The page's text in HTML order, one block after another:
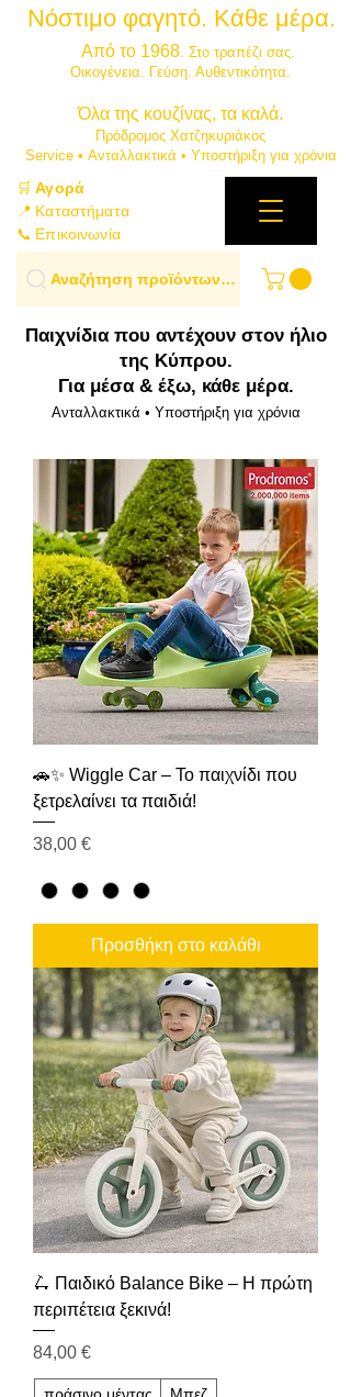
Νόστιμο φαγητό. Κάθε μέρα.
Από το 1968. Στο τραπέζι σας.
​Οικογένεια. Γεύση. Αυθεντικότητα.
​Όλα της κουζίνας, τα καλά.
Πρόδρομος Χατζηκυριάκος
​Service • Ανταλλακτικά • Υποστήριξη για χρόνια
🛒Αγορά
📍 Καταστήματα
📞 Επικοινωνία
Αναζήτηση προϊόντων…
Παιχνίδια που αντέχουν στον ήλιο
της Κύπρου.
Για μέσα & έξω, κάθε μέρα.
Ανταλλακτικά • Υποστήριξη για χρόνια
🚗✨ Wiggle Car – Το παιχνίδι που
ξετρελαίνει τα παιδιά!
Τιμή
38,00 €
Προσθήκη στο καλάθι
🛴 Παιδικό Balance Bike – Η πρώτη
περιπέτεια ξεκινά!
Τιμή
84,00 €